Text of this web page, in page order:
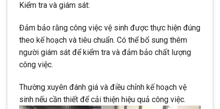
Kiểm tra và giám sát:
Đảm bảo rằng công việc vệ sinh được thực hiện đúng
theo kế hoạch và tiêu chuẩn. Có thể bổ sung thêm
người giám sát để kiểm tra và đảm bảo chất lượng
công việc.
Thường xuyên đánh giá và điều chỉnh kế hoạch vệ
sinh nếu cần thiết để cải thiện hiệu quả công việc.